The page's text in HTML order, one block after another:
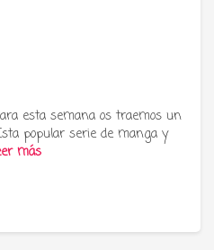
esta semana os traemos un
popular serie de manga y
más